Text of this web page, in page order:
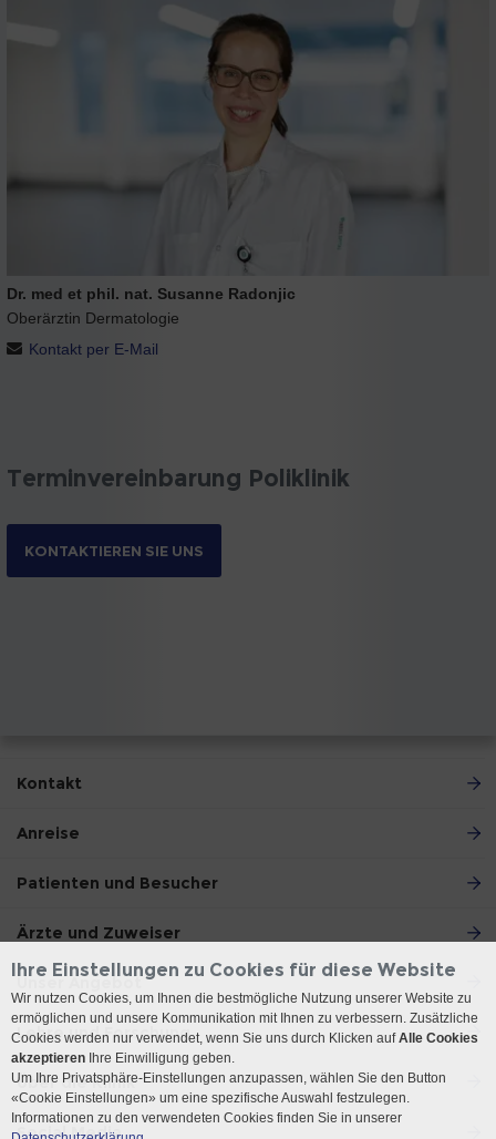
Dr. med et phil. nat. Susanne Radonjic
Oberärztin Dermatologie
Kontakt per E-Mail
Terminvereinbarung Poliklinik
KONTAKTIEREN SIE UNS
Kontakt
Anreise
Patienten und Besucher
Ärzte und Zuweiser
Lehre und Forschung
Über die Klinik
Social Media
Ihre Einstellungen zu Cookies für diese Website
Wir nutzen Cookies, um Ihnen die bestmögliche Nutzung unserer Website zu
ermöglichen und unsere Kommunikation mit Ihnen zu verbessern. Zusätzliche
Cookies werden nur verwendet, wenn Sie uns durch Klicken aufAlle Cookies
akzeptieren Ihre Einwilligung geben.
Um Ihre Privatsphäre-Einstellungen anzupassen, wählen Sie den Button
«Cookie Einstellungen» um eine spezifische Auswahl festzulegen.
Informationen zu den verwendeten Cookies finden Sie in unserer